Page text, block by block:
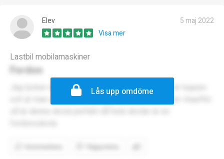
Elev
5 maj 2022
Visa mer
Lastbil mobilamaskiner
Fordon
Jag tycker att skolan är helt fantastisk. Lärarna är toppen
och är man ute efter att plugga till mekaniker eller chaufför
Lås upp omdöme